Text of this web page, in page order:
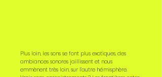
​Plus loin, les sons se font plus exotiques, des
ambiances sonores jaillissent et nous
emmènent très loin, sur l’autre hémisphère.